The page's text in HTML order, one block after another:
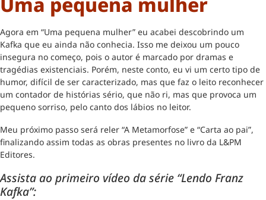
Agora em “Uma pequena mulher” eu acabei descobrindo um
Kafka que eu ainda não conhecia. Isso me deixou um pouco
insegura no começo, pois o autor é marcado por dramas e
tragédias existenciais. Porém, neste conto, eu vi um certo tipo de
humor, difícil de ser caracterizado, mas que faz o leito reconhecer
um contador de histórias sério, que não ri, mas que provoca um
pequeno sorriso, pelo canto dos lábios no leitor.
Meu próximo passo será reler “A Metamorfose” e “Carta ao pai”,
finalizando assim todas as obras presentes no livro da L&PM
Editores.
Assista ao primeiro vídeo da série “Lendo Franz
Kafka”: